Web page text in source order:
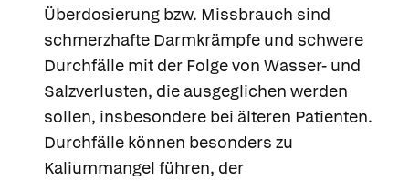
Überdosierung bzw. Missbrauch sind
schmerzhafte Darmkrämpfe und schwere
Durchfälle mit der Folge von Wasser- und
Salzverlusten, die ausgeglichen werden
sollen, insbesondere bei älteren Patienten.
Durchfälle können besonders zu
Kaliummangel führen, der